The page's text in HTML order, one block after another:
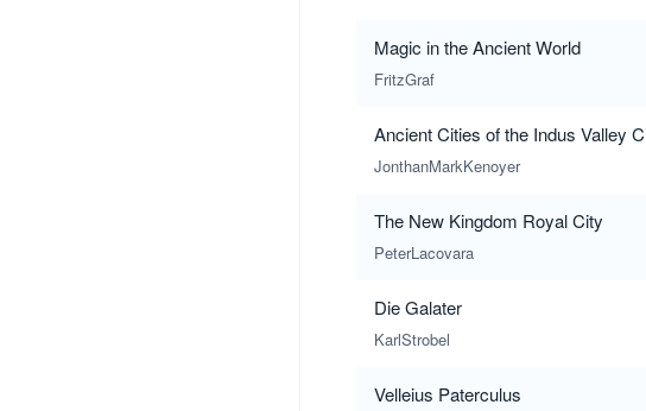
Magic in the Ancient World
FritzGraf
Ancient Cities of the Indus Valley
JonthanMarkKenoyer
The New Kingdom Royal City
PeterLacovara
Die Galater
KarlStrobel
Velleius Paterculus